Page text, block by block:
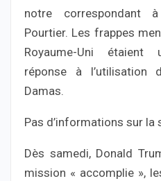
notre correspondant
Pourtier. Les frappes
Royaume-Uni étaient
réponse à l’utilisation
Damas.
Pas d’informations sur la
Dès samedi, Donald
mission « accomplie »,